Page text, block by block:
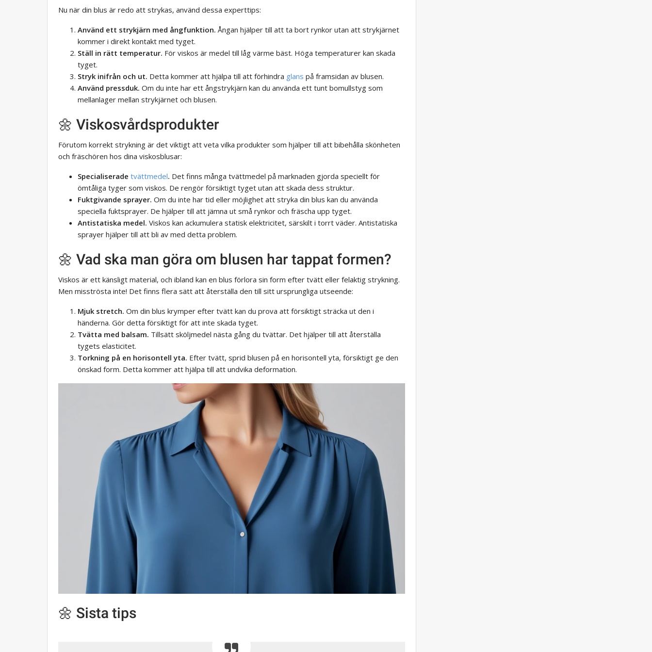
Nu när din blus är redo att strykas, använd dessa experttips:
Använd ett strykjärn med ångfunktion. Ångan hjälper till att ta bort rynkor utan att strykjärnet
kommer i direkt kontakt med tyget.
Ställ in rätt temperatur. För viskos är medel till låg värme bäst. Höga temperaturer kan skada
tyget.
Stryk inifrån och ut. Detta kommer att hjälpa till att förhindra glans på framsidan av blusen.
Använd pressduk. Om du inte har ett ångstrykjärn kan du använda ett tunt bomullstyg som
mellanlager mellan strykjärnet och blusen.
🌼 Viskosvårdsprodukter
Förutom korrekt strykning är det viktigt att veta vilka produkter som hjälper till att bibehålla skönheten
och fräschören hos dina viskosblusar:
Specialiserade tvättmedel. Det finns många tvättmedel på marknaden gjorda speciellt för
ömtåliga tyger som viskos. De rengör försiktigt tyget utan att skada dess struktur.
Fuktgivande sprayer. Om du inte har tid eller möjlighet att stryka din blus kan du använda
speciella fuktsprayer. De hjälper till att jämna ut små rynkor och fräscha upp tyget.
Antistatiska medel. Viskos kan ackumulera statisk elektricitet, särskilt i torrt väder. Antistatiska
sprayer hjälper till att bli av med detta problem.
🌼 Vad ska man göra om blusen har tappat formen?
Viskos är ett känsligt material, och ibland kan en blus förlora sin form efter tvätt eller felaktig strykning.
Men misströsta inte! Det finns flera sätt att återställa den till sitt ursprungliga utseende:
Mjuk stretch. Om din blus krymper efter tvätt kan du prova att försiktigt sträcka ut den i
händerna. Gör detta försiktigt för att inte skada tyget.
Tvätta med balsam. Tillsätt sköljmedel nästa gång du tvättar. Det hjälper till att återställa
tygets elasticitet.
Torkning på en horisontell yta. Efter tvätt, sprid blusen på en horisontell yta, försiktigt ge den
önskad form. Detta kommer att hjälpa till att undvika deformation.
🌼 Sista tips